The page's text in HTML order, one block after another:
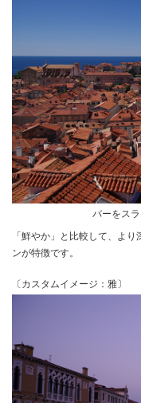
バーをス
「鮮やか」と比較して、よ
ンが特徴です。
〔カスタムイメージ：雅〕